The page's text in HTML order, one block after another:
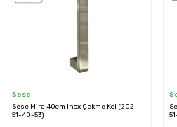
Sese
Sese Mira 40cm Inox Çekme Kol (202-
51-40-53)